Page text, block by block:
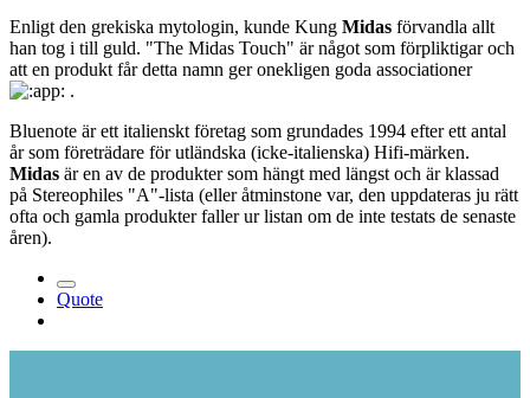
Enligt den grekiska mytologin, kunde Kung Midas förvandla allt
han tog i till guld. "The Midas Touch" är något som förpliktigar och
att en produkt får detta namn ger onekligen goda associationer
.
Bluenote är ett italienskt företag som grundades 1994 efter ett antal
år som företrädare för utländska (icke-italienska) Hifi-märken.
Midas är en av de produkter som hängt med längst och är klassad
på Stereophiles "A"-lista (eller åtminstone var, den uppdateras ju rätt
ofta och gamla produkter faller ur listan om de inte testats de senaste
åren).
Quote